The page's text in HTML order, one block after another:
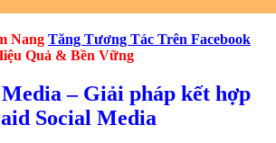
Nang Tăng Tương Tác Trên Facebook
Quả & Bền Vững
– Giải pháp kết hợp
Social Media